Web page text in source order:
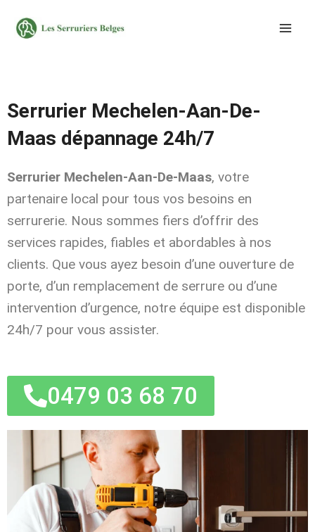
Serrurier Mechelen-Aan-De-
Maas dépannage 24h/7
Serrurier Mechelen-Aan-De-Maas, votre
partenaire local pour tous vos besoins en
serrurerie. Nous sommes fiers d’offrir des
services rapides, fiables et abordables à nos
clients. Que vous ayez besoin d’une ouverture de
porte, d’un remplacement de serrure ou d’une
intervention d’urgence, notre équipe est disponible
24h/7 pour vous assister.
0479 03 68 70